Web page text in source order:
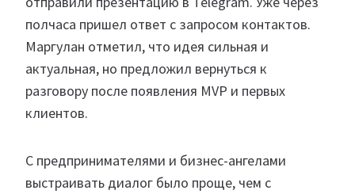
полчаса пришел ответ с запросом контактов.
Маргулан отметил, что идея сильная и
актуальная, но предложил вернуться к
разговору после появления MVP и первых
клиентов.
С предпринимателями и бизнес-ангелами
выстраивать диалог было проще, чем с